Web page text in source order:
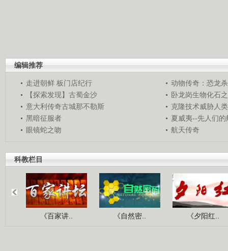
编辑推荐
走进朝鲜 板门店纪行
动物传奇：恐龙
【探索发现】古蜀金沙
卧龙岗生物化石
意大利传奇古城那不勒斯
克隆技术威胁人
黑暗征服者
夏威夷--先人们的
眼镜蛇之吻
航天传奇
科教栏目
《百家讲.. 《自然密.. 《夕阳红..